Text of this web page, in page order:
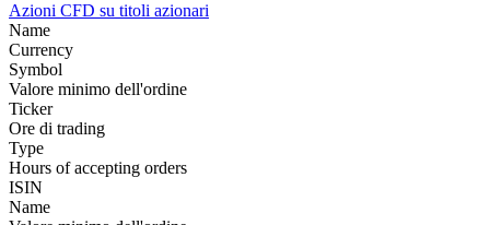
Azioni CFD su titoli azionari
Name
Currency
Symbol
Valore minimo dell'ordine
Ticker
Ore di trading
Type
Hours of accepting orders
ISIN
Name